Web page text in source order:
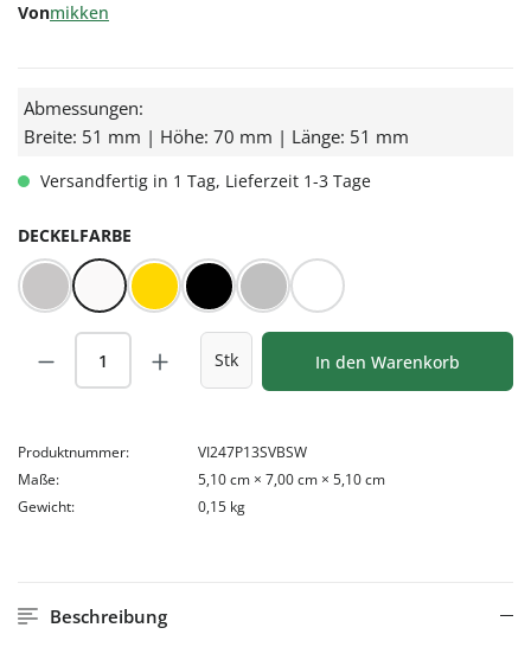
Vonmikken
Abmessungen:
Breite: 51 mm | Höhe: 70 mm | Länge: 51 mm
Versandfertig in 1 Tag, Lieferzeit 1-3 Tage
DECKELFARBE
BLUESEAL Silber
BLUESEAL Weiß
Gold Schwarz Silber Weiß
Produkt Anzahl: Gib den gewünschten
Stk In den Warenkorb
Produktnummer:
VI247P13SVBSW
Maße:
5,10 cm × 7,00 cm × 5,10 cm
Gewicht:
0,15 kg
Beschreibung